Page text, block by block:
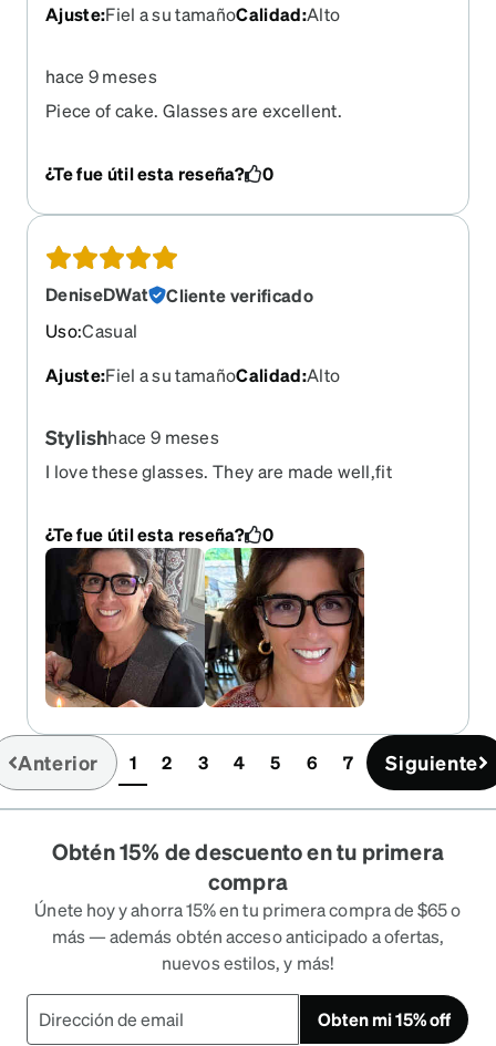
Ajuste:Fiel a su tamañoCalidad:Alto
hace 9 meses
Piece of cake. Glasses are excellent.
¿Te fue útil esta reseña? 0
DeniseDWat
Cliente verificado
Uso:Casual
Ajuste:Fiel a su tamañoCalidad:Alto
Stylishhace 9 meses
I love these glasses. They are made well,fit
color.
¿Te fue útil esta reseña? 0
Anterior 1(current)
2 3 4 5 6 7 Siguiente
Obtén 15% de descuento en tu primera
compra
Únete hoy y ahorra 15% en tu primera compra de $65 o
más — además obtén acceso anticipado a ofertas,
nuevos estilos, y más!
Obten mi 15% off